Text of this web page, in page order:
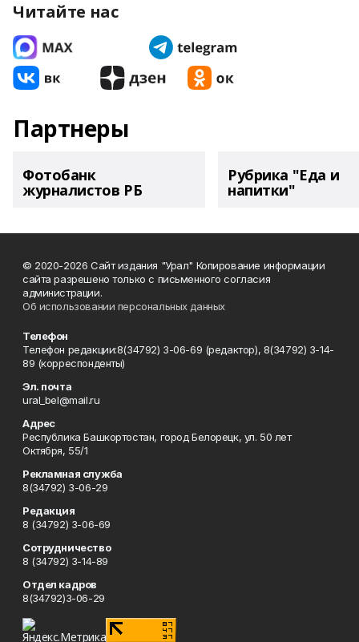
Читайте нас
Партнеры
Фотобанк
журналистов РБ
Рубрика "Еда и
напитки"
© 2020-2026 Сайт издания "Урал" Копирование информации
сайта разрешено только с письменного согласия
администрации.
Об использовании персональных данных
Телефон
Телефон редакции:8(34792) 3-06-69 (редактор), 8(34792) 3-14-
89 (корреспонденты)
Эл. почта
ural_bel@mail.ru
Адрес
Республика Башкортостан, город Белорецк, ул. 50 лет
Октября, 55/1
Рекламная служба
8(34792) 3-06-29
Редакция
8 (34792) 3-06-69
Сотрудничество
8 (34792) 3-14-89
Отдел кадров
8(34792)3-06-29